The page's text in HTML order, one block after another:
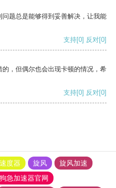
题总是能够得到妥善解决，让我能
支持[0] 反对[0]
，但偶尔也会出现卡顿的情况，希
支持[0] 反对[0]
度器 旋风
旋风加速
狗急加速器官网